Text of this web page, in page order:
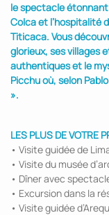
le spectacle
Colca et l’hospitalité
Titicaca. Vous
glorieux, ses villages
authentiques et le
Picchu où, selon
».
LES PLUS DE VOTRE
• Visite guidée de
• Visite du musée
• Dîner avec
• Excursion dans la
• Visite guidée